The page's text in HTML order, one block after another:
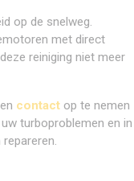
op de snelweg.
met direct
reiniging niet meer
contact op te nemen
turboproblemen en in
repareren.